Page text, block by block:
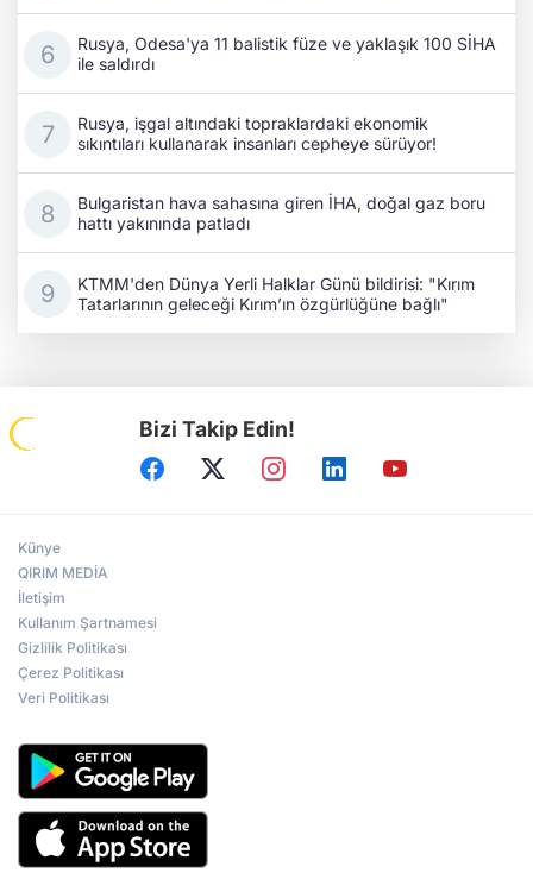
Rusya, Odesa'ya 11 balistik füze ve yaklaşık 100 SİHA
ile saldırdı
Rusya, işgal altındaki topraklardaki ekonomik
sıkıntıları kullanarak insanları cepheye sürüyor!
Bulgaristan hava sahasına giren İHA, doğal gaz boru
hattı yakınında patladı
KTMM'den Dünya Yerli Halklar Günü bildirisi: "Kırım
Tatarlarının geleceği Kırım’ın özgürlüğüne bağlı"
Bizi Takip Edin!
Künye
QIRIM MEDİA
İletişim
Kullanım Şartnamesi
Gizlilik Politikası
Çerez Politikası
Veri Politikası